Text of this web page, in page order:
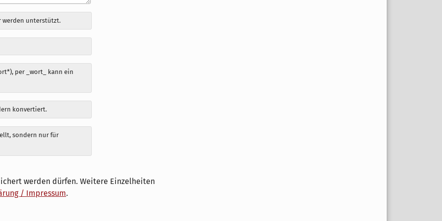
unterstützt.
per _wort_ kann ein
konvertiert.
sondern nur für
werden dürfen. Weitere Einzelheiten
/ Impressum.